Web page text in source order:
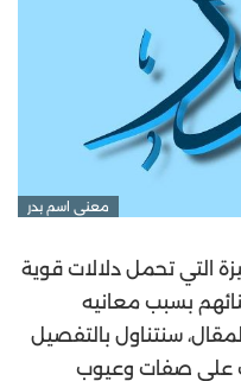
معنى اسم بدر
التي تحمل دلالات قوية
بسبب معانيه
سنتناول بالتفصيل
على صفات وعيوب